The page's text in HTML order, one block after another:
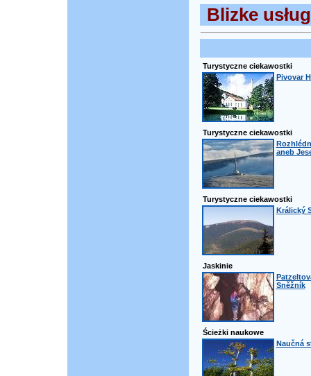
Blizke
Turystyczne ciekawostki
Pivovar
Turystyczne ciekawostki
aneb
Turystyczne ciekawostki
Králický
Jaskinie
Sněžník
Ścieżki naukowe
Naučná